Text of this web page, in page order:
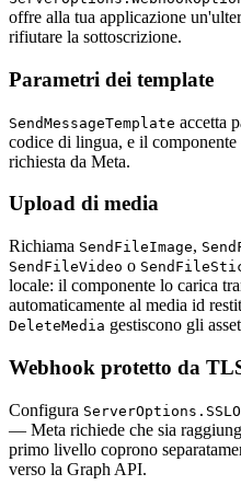
offre alla tua applicazione
rifiutare la sottoscrizione.
Parametri dei template
SendMessageTemplate accetta
codice di lingua, e il
richiesta da Meta.
Upload di media
Richiama SendFileImage,
SendFileVideo o
locale: il componente lo carica
automaticamente al media id
DeleteMedia gestiscono gli
Webhook protetto da
Configura
— Meta richiede che sia
primo livello coprono
verso la Graph API.